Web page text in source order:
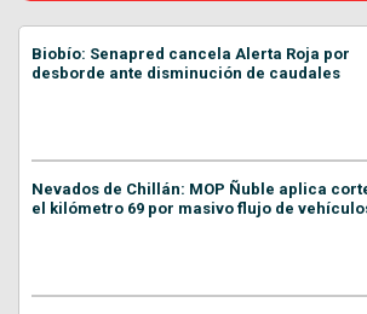
Biobío: Senapred cancela Alerta Roja por
desborde ante disminución de caudales
Nevados de Chillán: MOP Ñuble aplica
el kilómetro 69 por masivo flujo de